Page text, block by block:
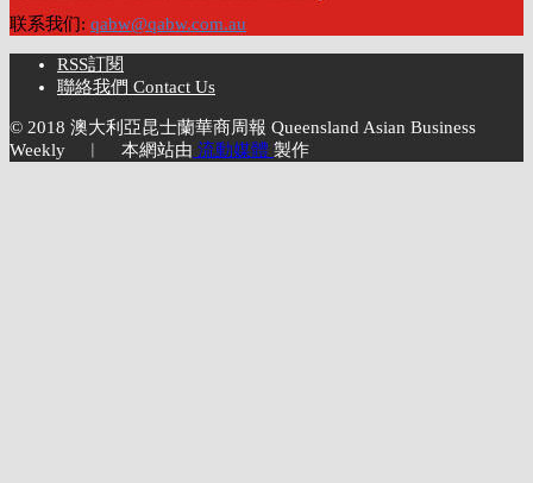
联系我们: qabw@qabw.com.au
RSS訂閱
聯絡我們 Contact Us
© 2018 澳大利亞昆士蘭華商周報 Queensland Asian Business
Weekly ︱ 本網站由 流動媒體 製作